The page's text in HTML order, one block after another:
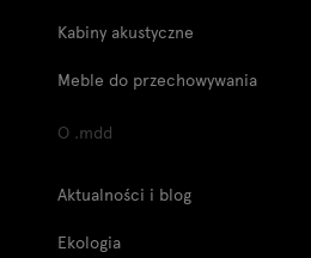
Kabiny akustyczne
Meble do przechowywania
O .mdd
Aktualności i blog
Ekologia